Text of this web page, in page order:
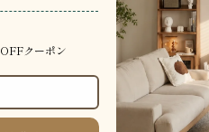
Woody Prime Cherry 静音
構造ベッドフレーム【高級
¥140,890